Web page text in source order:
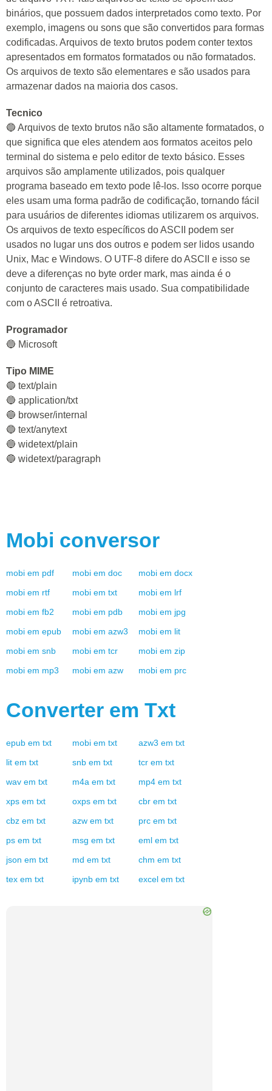
binários, que possuem dados interpretados como texto. Por
exemplo, imagens ou sons que são convertidos para formas
codificadas. Arquivos de texto brutos podem conter textos
apresentados em formatos formatados ou não formatados.
Os arquivos de texto são elementares e são usados ​​para
armazenar dados na maioria dos casos.
Tecnico
🔵 Arquivos de texto brutos não são altamente formatados, o
que significa que eles atendem aos formatos aceitos pelo
terminal do sistema e pelo editor de texto básico. Esses
arquivos são amplamente utilizados, pois qualquer
programa baseado em texto pode lê-los. Isso ocorre porque
eles usam uma forma padrão de codificação, tornando fácil
para usuários de diferentes idiomas utilizarem os arquivos.
Os arquivos de texto específicos do ASCII podem ser
usados ​​no lugar uns dos outros e podem ser lidos usando
Unix, Mac e Windows. O UTF-8 difere do ASCII e isso se
deve a diferenças no byte order mark, mas ainda é o
conjunto de caracteres mais usado. Sua compatibilidade
com o ASCII é retroativa.
Programador
🔵 Microsoft
Tipo MIME
🔵 text/plain
🔵 application/txt
🔵 browser/internal
🔵 text/anytext
🔵 widetext/plain
🔵 widetext/paragraph
Mobi conversor
mobi em pdf mobi em doc mobi em docx
mobi em rtf mobi em txt mobi em lrf
mobi em fb2 mobi em pdb mobi em jpg
mobi em epub mobi em azw3 mobi em lit
mobi em snb mobi em tcr mobi em zip
mobi em mp3 mobi em azw mobi em prc
Converter em Txt
epub em txt mobi em txt azw3 em txt
lit em txt snb em txt tcr em txt
wav em txt m4a em txt mp4 em txt
xps em txt oxps em txt cbr em txt
cbz em txt azw em txt prc em txt
ps em txt msg em txt eml em txt
json em txt md em txt chm em txt
tex em txt ipynb em txt excel em txt